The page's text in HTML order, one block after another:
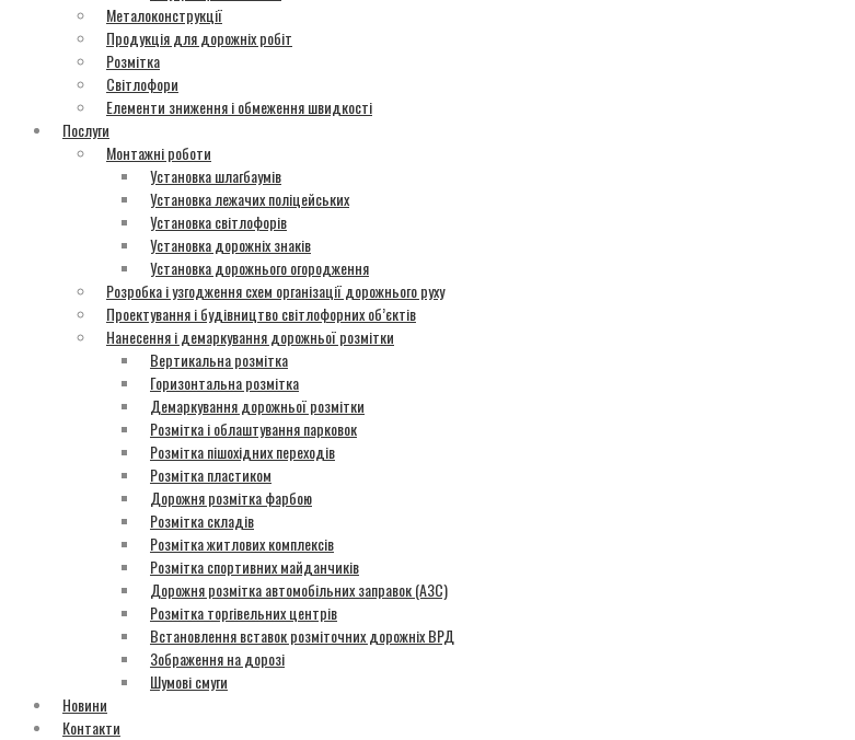
Металоконструкції
Продукція для дорожніх робіт
Розмітка
Світлофори
Елементи зниження і обмеження швидкості
Послуги
Монтажні роботи
Установка шлагбаумів
Установка лежачих поліцейських
Установка світлофорів
Установка дорожніх знаків
Установка дорожнього огородження
Розробка і узгодження схем організації дорожнього руху
Проектування і будівництво світлофорних об’єктів
Нанесення і демаркування дорожньої розмітки
Вертикальна розмітка
Горизонтальна розмітка
Демаркування дорожньої розмітки
Розмітка і облаштування парковок
Розмітка пішохідних переходів
Розмітка пластиком
Дорожня розмітка фарбою
Розмітка складів
Розмітка житлових комплексів
Розмітка спортивних майданчиків
Дорожня розмітка автомобільних заправок (АЗС)
Розмітка торгівельних центрів
Встановлення вставок розміточних дорожніх ВРД
Зображення на дорозі
Шумові смуги
Новини
Контакти